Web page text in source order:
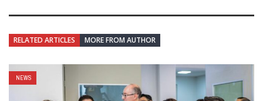
RELATED ARTICLES MORE FROM AUTHOR
NEWS